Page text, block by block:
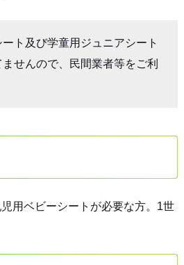
ト及び学童用ジュニアシート
せんので、民間業者等をご利
用ベビーシートが必要な方。1世